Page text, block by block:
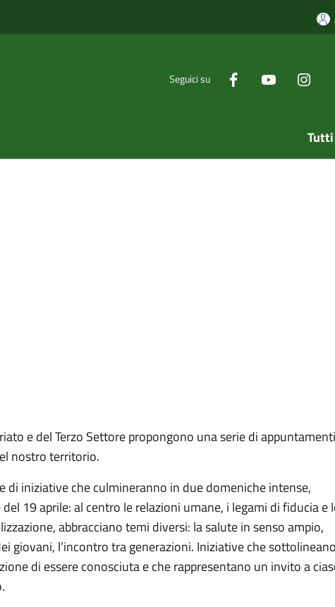
Seguici su
e del Terzo Settore propongono una serie di appuntamenti
nostro territorio.
iniziative che culmineranno in due domeniche intense,
19 aprile: al centro le relazioni umane, i legami di fiducia e
abbracciano temi diversi: la salute in senso ampio,
giovani, l’incontro tra generazioni. Iniziative che
di essere conosciuta e che rappresentano un invito a